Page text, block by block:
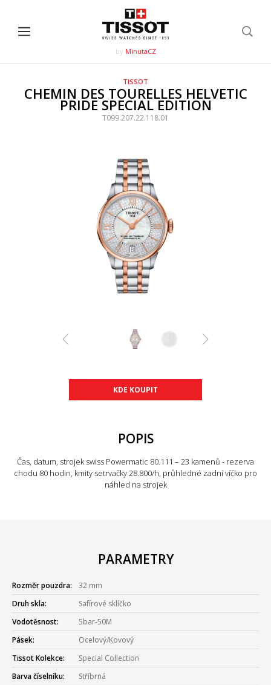
by MinutaCZ
TISSOT
CHEMIN DES TOURELLES HELVETIC
PRIDE SPECIAL EDITION
T099.207.22.118.01
KDE KOUPIT
POPIS
Čas, datum, strojek swiss Powermatic 80.111 – 23 kamenů - rezerva
chodu 80 hodin, kmity setrvačky 28.800/h, průhledné zadní víčko pro
náhled na strojek
PARAMETRY
Rozměr pouzdra:
32 mm
Druh skla:
Safírové sklíčko
Vodotěsnost:
5bar-50M
Pásek:
Ocelový/Kovový
Tissot Kolekce:
Special Collection
Barva číselníku:
Stříbrná